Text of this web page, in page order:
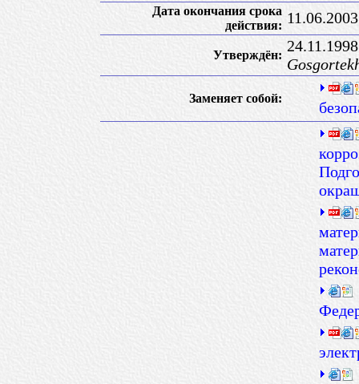
Дата окончания срока
действия: 11.06.2003
Утверждён:
Заменяет собой: